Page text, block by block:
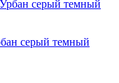
серый темный